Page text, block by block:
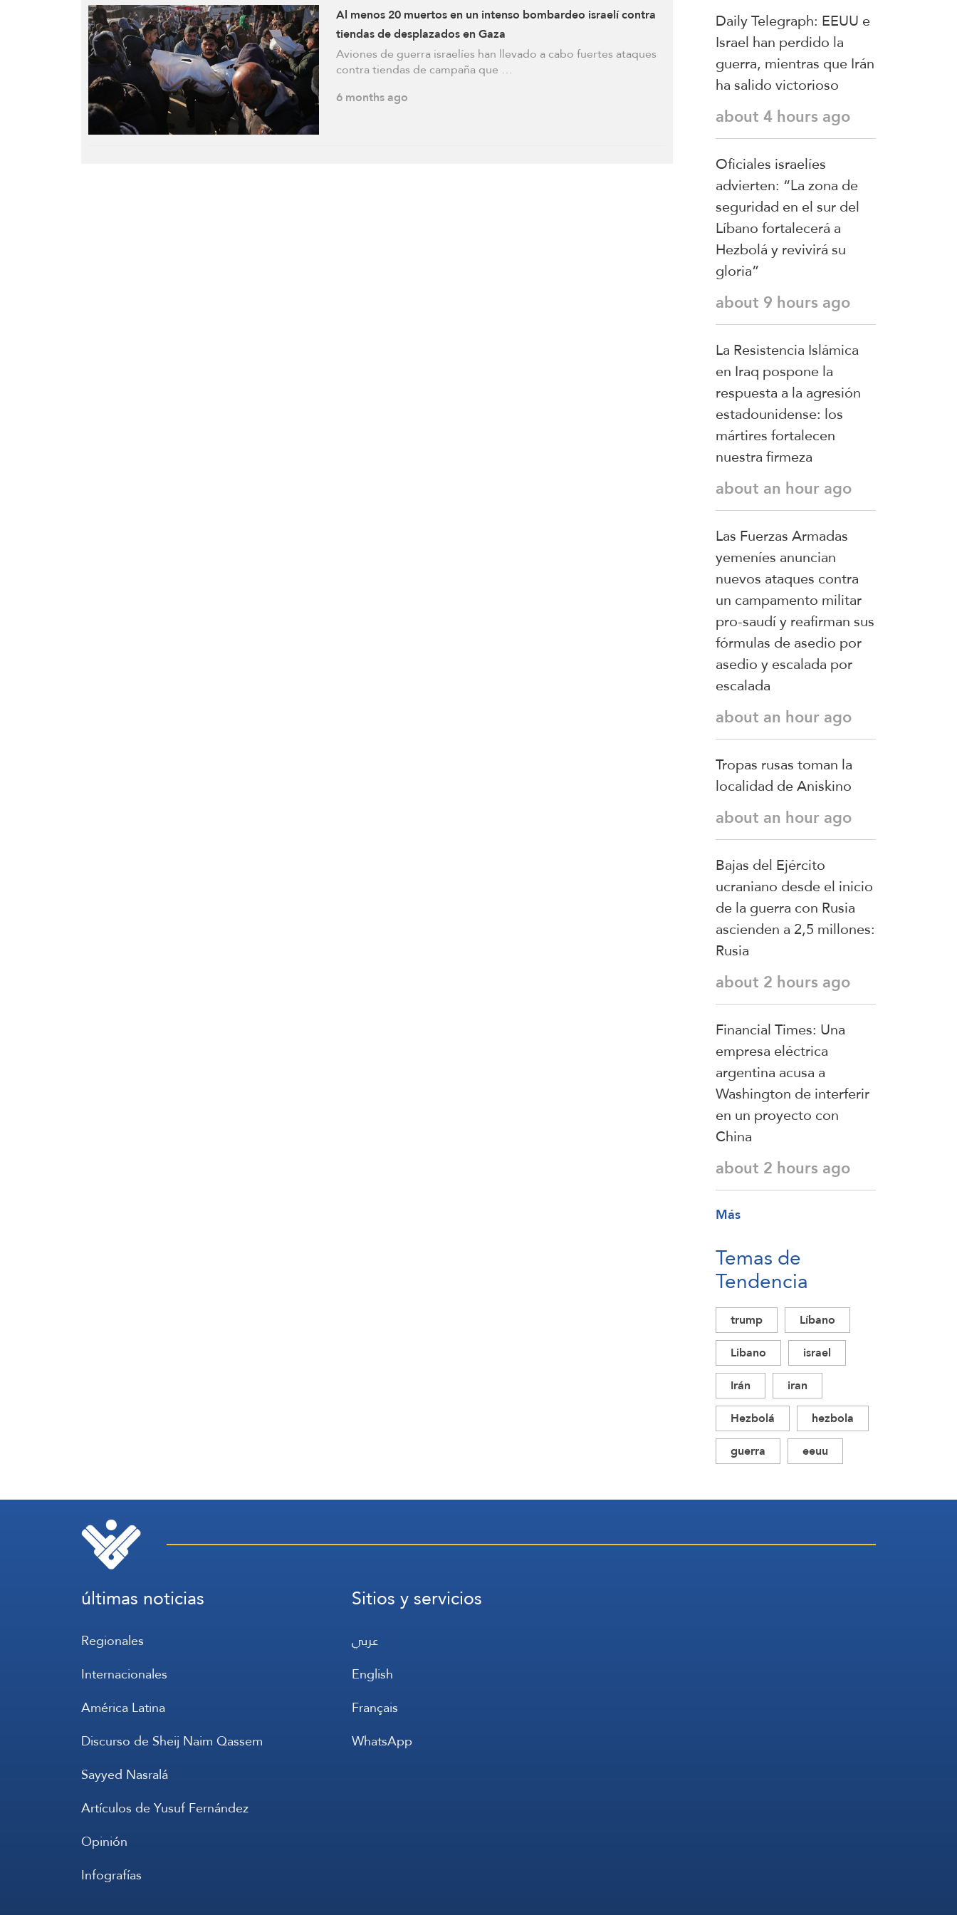
Al menos 20 muertos en un intenso bombardeo israelí contra
tiendas de desplazados en Gaza
Aviones de guerra israelíes han llevado a cabo fuertes ataques
contra tiendas de campaña que …
6 months ago
Daily Telegraph: EEUU e
Israel han perdido la
guerra, mientras que Irán
ha salido victorioso
about 4 hours ago
Oficiales israelíes
advierten: “La zona de
seguridad en el sur del
Líbano fortalecerá a
Hezbolá y revivirá su
gloria”
about 9 hours ago
La Resistencia Islámica
en Iraq pospone la
respuesta a la agresión
estadounidense: los
mártires fortalecen
nuestra firmeza
about an hour ago
Las Fuerzas Armadas
yemeníes anuncian
nuevos ataques contra
un campamento militar
pro-saudí y reafirman sus
fórmulas de asedio por
asedio y escalada por
escalada
about an hour ago
Tropas rusas toman la
localidad de Aniskino
about an hour ago
Bajas del Ejército
ucraniano desde el inicio
de la guerra con Rusia
ascienden a 2,5 millones:
Rusia
about 2 hours ago
Financial Times: Una
empresa eléctrica
argentina acusa a
Washington de interferir
en un proyecto con
China
about 2 hours ago
Más
Temas de
Tendencia
trump
Líbano
Libano
israel
Irán
iran
Hezbolá
hezbola
guerra
eeuu
últimas noticias
Regionales
Internacionales
América Latina
Discurso de Sheij Naim Qassem
Sayyed Nasralá
Artículos de Yusuf Fernández
Opinión
Infografías
Sitios y servicios
عربي
English
Français
WhatsApp